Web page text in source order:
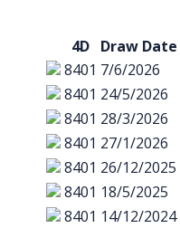
4D Draw Date
8401 7/6/2026
8401 24/5/2026
8401 28/3/2026
8401 27/1/2026
8401 26/12/2025
8401 18/5/2025
8401 14/12/2024